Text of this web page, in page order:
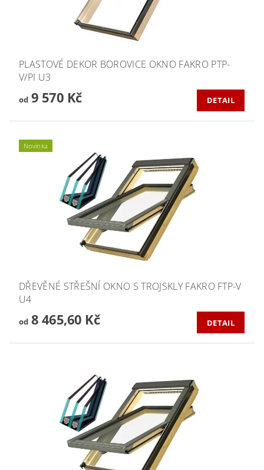
PLASTOVÉ DEKOR BOROVICE OKNO FAKRO PTP-
V/PI U3
od9 570 Kč DETAIL
Novinka
DŘEVĚNÉ STŘEŠNÍ OKNO S TROJSKLY FAKRO FTP-V
U4
od8 465,60 Kč DETAIL